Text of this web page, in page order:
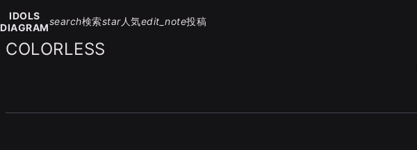
IDOLS
DIAGRAM
search検索star人気edit_note投稿
COLORLESS